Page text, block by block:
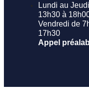
Lundi au
13h30 à
Vendredi de
17h30
Appel